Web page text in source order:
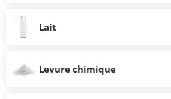
Lait
Levure chimique